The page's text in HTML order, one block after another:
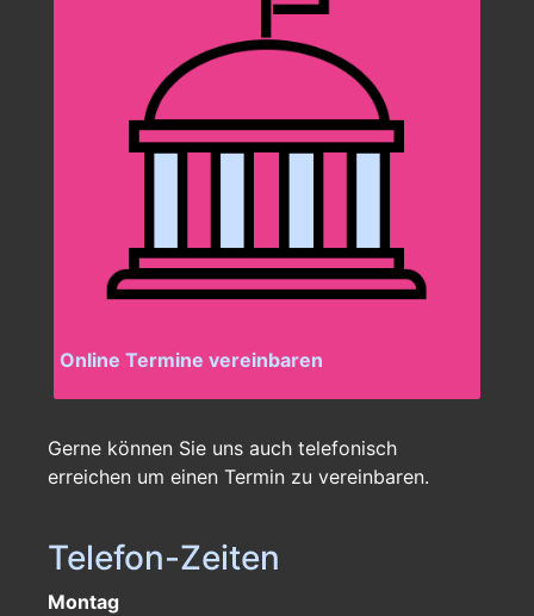
Online Termine vereinbaren
Gerne können Sie uns auch telefonisch
erreichen um einen Termin zu vereinbaren.
Telefon-Zeiten
Montag